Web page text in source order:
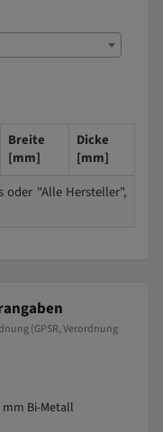
Breite
[mm]
Dicke
[mm]
oder "Alle Hersteller",
(GPSR, Verordnung
mm Bi-Metall